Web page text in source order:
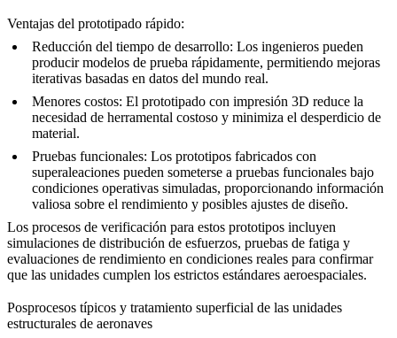
Ventajas del prototipado rápido:
Reducción del tiempo de desarrollo: Los ingenieros pueden
producir modelos de prueba rápidamente, permitiendo mejoras
iterativas basadas en datos del mundo real.
Menores costos: El prototipado con impresión 3D reduce la
necesidad de herramental costoso y minimiza el desperdicio de
material.
Pruebas funcionales: Los prototipos fabricados con
superaleaciones pueden someterse a pruebas funcionales bajo
condiciones operativas simuladas, proporcionando información
valiosa sobre el rendimiento y posibles ajustes de diseño.
Los procesos de verificación para estos prototipos incluyen
simulaciones de distribución de esfuerzos, pruebas de fatiga y
evaluaciones de rendimiento en condiciones reales para confirmar
que las unidades cumplen los estrictos estándares aeroespaciales.
Posprocesos típicos y tratamiento superficial de las unidades
estructurales de aeronaves